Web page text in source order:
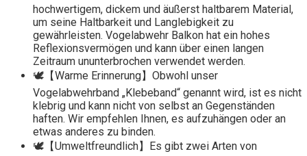
hochwertigem, dickem und äußerst haltbarem Material,
um seine Haltbarkeit und Langlebigkeit zu
gewährleisten. Vogelabwehr Balkon hat ein hohes
Reflexionsvermögen und kann über einen langen
Zeitraum ununterbrochen verwendet werden.
🕊️【Warme Erinnerung】Obwohl unser
Vogelabwehrband „Klebeband“ genannt wird, ist es nicht
klebrig und kann nicht von selbst an Gegenständen
haften. Wir empfehlen Ihnen, es aufzuhängen oder an
etwas anderes zu binden.
🕊️【Umweltfreundlich】Es gibt zwei Arten von